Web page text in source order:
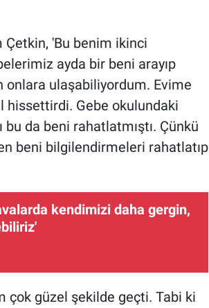
'Bu benim ikinci
ayda bir beni arayıp
onlara ulaşabiliyordum. Evime
hissettirdi. Gebe okulundaki
bu da beni rahatlatmıştı. Çünkü
beni bilgilendirmeleri rahatlatıp
kendimizi daha gergin,
çok güzel şekilde geçti. Tabi ki